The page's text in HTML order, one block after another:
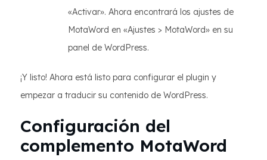
«Activar». Ahora encontrará los ajustes de
MotaWord en «Ajustes > MotaWord» en su
panel de WordPress.
¡Y listo! Ahora está listo para configurar el plugin y
empezar a traducir su contenido de WordPress.
Configuración del
complemento MotaWord